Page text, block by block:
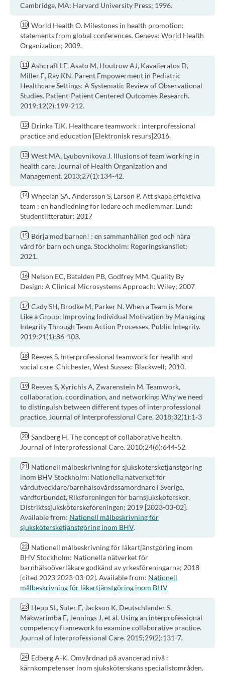
Cambridge, MA: Harvard University Press; 1996.
World Health O. Milestones in health promotion:
statements from global conferences. Geneva: World Health
Organization; 2009.
Ashcraft LE, Asato M, Houtrow AJ, Kavalieratos D,
Miller E, Ray KN. Parent Empowerment in Pediatric
Healthcare Settings: A Systematic Review of Observational
Studies. Patient-Patient Centered Outcomes Research.
2019;12(2):199-212.
Drinka TJK. Healthcare teamwork : interprofessional
practice and education [Elektronisk resurs]2016.
West MA, Lyubovnikova J. Illusions of team working in
health care. Journal of Health Organization and
Management. 2013;27(1):134-42.
Wheelan SA, Andersson S, Larson P. Att skapa effektiva
team : en handledning för ledare och medlemmar. Lund:
Studentlitteratur; 2017
Börja med barnen! : en sammanhållen god och nära
vård för barn och unga. Stockholm: Regeringskansliet;
2021.
Nelson EC, Batalden PB, Godfrey MM. Quality By
Design: A Clinical Microsystems Approach: Wiley; 2007
Cady SH, Brodke M, Parker N. When a Team is More
Like a Group: Improving Individual Motivation by Managing
Integrity Through Team Action Processes. Public Integrity.
2019;21(1):86-103.
Reeves S. Interprofessional teamwork for health and
social care. Chichester, West Sussex: Blackwell; 2010.
Reeves S, Xyrichis A, Zwarenstein M. Teamwork,
collaboration, coordination, and networking: Why we need
to distinguish between different types of interprofessional
practice. Journal of Interprofessional Care. 2018;32(1):1-3
Sandberg H. The concept of collaborative health.
Journal of Interprofessional Care. 2010;24(6):644-52.
Nationell målbeskrivning för sjukskötersketjänstgöring
inom BHV Stockholm: Nationella nätverket för
vårdutvecklare/barnhälsovårdssamordnare i Sverige,
vårdförbundet, Riksföreningen för barnsjuksköterskor,
Distriktssjuksköterskeföreningen; 2019 [2023-03-02].
Available from: Nationell målbeskrivning för
sjukskötersketjänstgöring inom BHV.
Nationell målbeskrivning för läkartjänstgöring inom
BHV Stockholm: Nationella nätverket för
barnhälsoöverläkare godkänd av yrkesföreningarna; 2018
[cited 2023 2023-03-02]. Available from: Nationell
målbeskrivning för läkartjänstgöring inom BHV
Hepp SL, Suter E, Jackson K, Deutschlander S,
Makwarimba E, Jennings J, et al. Using an interprofessional
competency framework to examine collaborative practice.
Journal of Interprofessional Care. 2015;29(2):131-7.
Edberg A-K. Omvårdnad på avancerad nivå :
kärnkompetenser inom sjuksköterskans specialistområden.